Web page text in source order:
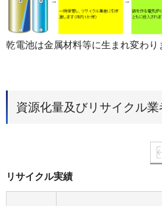
乾電池は金属材料等に生まれ変わり
資源化量及びリサイクル業
リサイクル実績